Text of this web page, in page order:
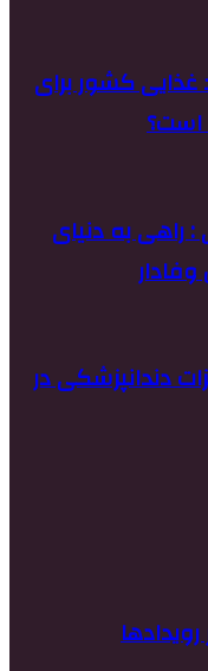
کشور برای
است؟
راهی به دنیای
دندانپزشکی در